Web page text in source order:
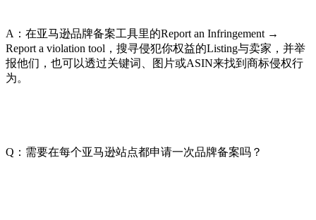
A：在亚马逊品牌备案工具里的Report an Infringement →
Report a violation tool，搜寻侵犯你权益的Listing与卖家，并举
报他们，也可以透过关键词、图片或ASIN来找到商标侵权行
为。
Q：需要在每个亚马逊站点都申请一次品牌备案吗？